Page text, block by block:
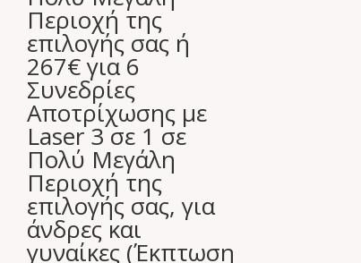
Περιοχή της
επιλογής σας ή
267€ για 6
Συνεδρίες
Αποτρίχωσης με
Laser 3 σε 1 σε
Πολύ Μεγάλη
Περιοχή της
επιλογής σας, για
άνδρες και
γυναίκες (Έκπτωση